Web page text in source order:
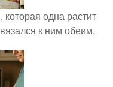
одна растит
к ним обеим.